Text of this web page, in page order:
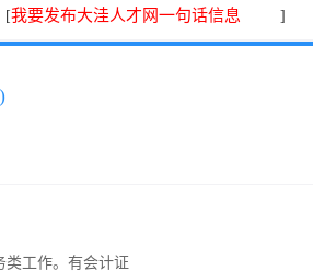
[我要发布大洼人才网一句话信息 ]
类工作。有会计证